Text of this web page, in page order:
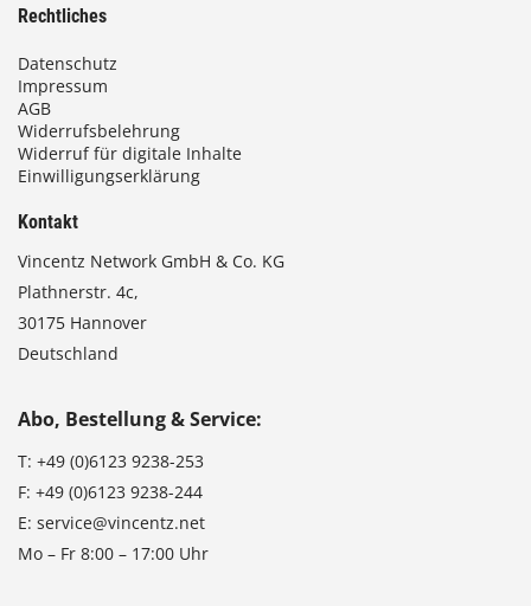
Rechtliches
Datenschutz
Impressum
AGB
Widerrufsbelehrung
Widerruf für digitale Inhalte
Einwilligungserklärung
Kontakt
Vincentz Network GmbH & Co. KG
Plathnerstr. 4c,
30175 Hannover
Deutschland
Abo, Bestellung & Service:
T: +49 (0)6123 9238-253
F: +49 (0)6123 9238-244
E: service@vincentz.net
Mo – Fr 8:00 – 17:00 Uhr